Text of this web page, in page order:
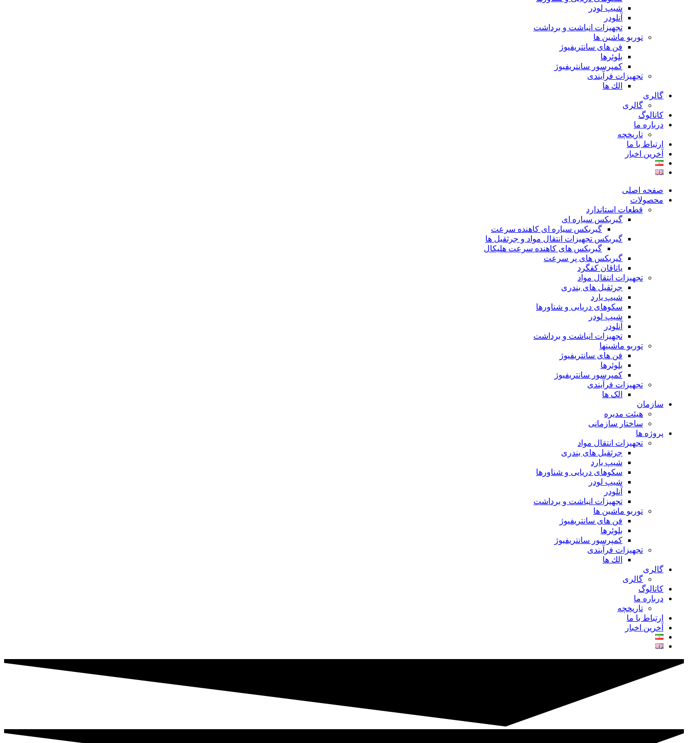
شيپ لودر
آنلودر
تجهيزات انباشت و برداشت
توربو ماشين ها
فن های سانتريفيوژ
بلوئرها
کمپرسور سانتریفیوژ
تجهیزات فرآیندی
الك ها
گالری
گالری
کاتالوگ
درباره ما
تاريخچه
ارتباط با ما
آخرین اخبار
صفحه اصلی
محصولات
قطعات استاندارد
گيربكس سياره ای
گيربكس سياره ای كاهنده سرعت
گيربكس تجهيزات انتقال مواد و جرثقيل ها
گيربكس های كاهنده سرعت هليكال
گيربكس های پر سرعت
ياتاقان كفگرد
تجهیزات انتقال مواد
جرثقیل های بندری
شیپ یارد
سکوهای دریایی و شناورها
شیپ لودر
آنلودر
تجهیزات انباشت و برداشت
توربو ماشینها
فن های سانتریفیوژ
بلوئرها
کمپرسور سانتریفیوژ
تجهیزات فرآیندی
الک ها
سازمان
هيئت مديره
ساختار سازمانی
پروژه ها
تجهيزات انتقال مواد
جرثقيل های بندری
شيپ يارد
سكوهای دريايی و شناورها
شيپ لودر
آنلودر
تجهيزات انباشت و برداشت
توربو ماشين ها
فن های سانتريفيوژ
بلوئرها
کمپرسور سانتریفیوژ
تجهیزات فرآیندی
الك ها
گالری
گالری
کاتالوگ
درباره ما
تاريخچه
ارتباط با ما
آخرین اخبار